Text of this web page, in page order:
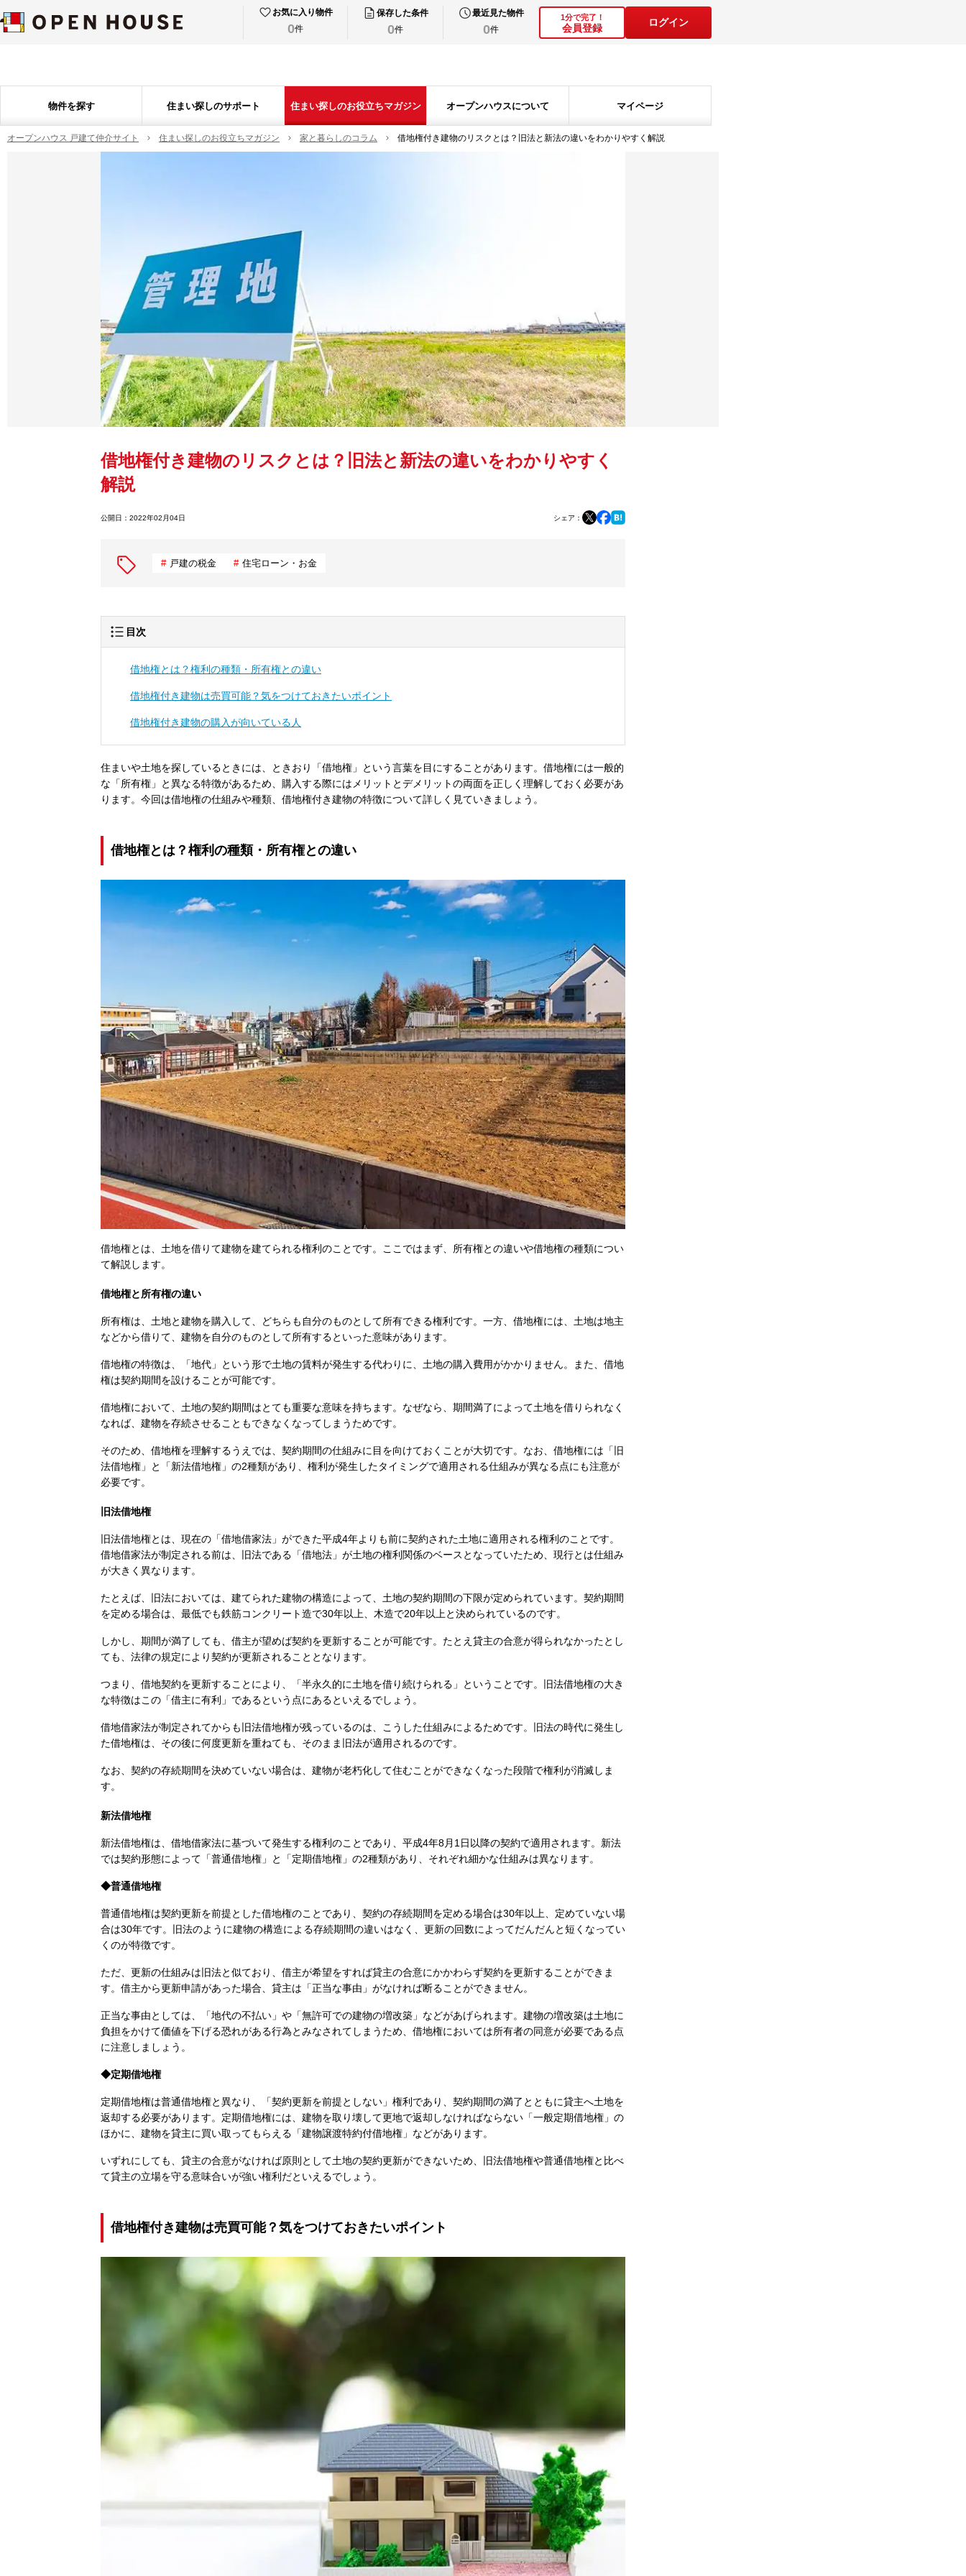
お気に入り物件
0件
保存した条件
0件
最近見た物件
0件
1分で完了！
会員登録
ログイン
物件を探す 住まい探しのサポート 住まい探しのお役立ちマガジン オープンハウスについて マイページ
オープンハウス 戸建て仲介サイト 住まい探しのお役立ちマガジン 家と暮らしのコラム 借地権付き建物のリスクとは？旧法と新法の違いをわかりやすく解説
借地権付き建物のリスクとは？旧法と新法の違いをわかりやすく
解説
公開日： 2022年02月04日 シェア：
戸建の税金 住宅ローン・お金
目次
借地権とは？権利の種類・所有権との違い
借地権付き建物は売買可能？気をつけておきたいポイント
借地権付き建物の購入が向いている人
住まいや土地を探しているときには、ときおり「借地権」という言葉を目にすることがあります。借地権には一般的
な「所有権」と異なる特徴があるため、購入する際にはメリットとデメリットの両面を正しく理解しておく必要があ
ります。今回は借地権の仕組みや種類、借地権付き建物の特徴について詳しく見ていきましょう。
借地権とは？権利の種類・所有権との違い
借地権とは、土地を借りて建物を建てられる権利のことです。ここではまず、所有権との違いや借地権の種類につい
て解説します。
借地権と所有権の違い
所有権は、土地と建物を購入して、どちらも自分のものとして所有できる権利です。一方、借地権には、土地は地主
などから借りて、建物を自分のものとして所有するといった意味があります。
借地権の特徴は、「地代」という形で土地の賃料が発生する代わりに、土地の購入費用がかかりません。また、借地
権は契約期間を設けることが可能です。
借地権において、土地の契約期間はとても重要な意味を持ちます。なぜなら、期間満了によって土地を借りられなく
なれば、建物を存続させることもできなくなってしまうためです。
そのため、借地権を理解するうえでは、契約期間の仕組みに目を向けておくことが大切です。なお、借地権には「旧
法借地権」と「新法借地権」の2種類があり、権利が発生したタイミングで適用される仕組みが異なる点にも注意が
必要です。
旧法借地権
旧法借地権とは、現在の「借地借家法」ができた平成4年よりも前に契約された土地に適用される権利のことです。
借地借家法が制定される前は、旧法である「借地法」が土地の権利関係のベースとなっていたため、現行とは仕組み
が大きく異なります。
たとえば、旧法においては、建てられた建物の構造によって、土地の契約期間の下限が定められています。契約期間
を定める場合は、最低でも鉄筋コンクリート造で30年以上、木造で20年以上と決められているのです。
しかし、期間が満了しても、借主が望めば契約を更新することが可能です。たとえ貸主の合意が得られなかったとし
ても、法律の規定により契約が更新されることとなります。
つまり、借地契約を更新することにより、「半永久的に土地を借り続けられる」ということです。旧法借地権の大き
な特徴はこの「借主に有利」であるという点にあるといえるでしょう。
借地借家法が制定されてからも旧法借地権が残っているのは、こうした仕組みによるためです。旧法の時代に発生し
た借地権は、その後に何度更新を重ねても、そのまま旧法が適用されるのです。
なお、契約の存続期間を決めていない場合は、建物が老朽化して住むことができなくなった段階で権利が消滅しま
す。
新法借地権
新法借地権は、借地借家法に基づいて発生する権利のことであり、平成4年8月1日以降の契約で適用されます。新法
では契約形態によって「普通借地権」と「定期借地権」の2種類があり、それぞれ細かな仕組みは異なります。
◆普通借地権
普通借地権は契約更新を前提とした借地権のことであり、契約の存続期間を定める場合は30年以上、定めていない場
合は30年です。旧法のように建物の構造による存続期間の違いはなく、更新の回数によってだんだんと短くなってい
くのが特徴です。
ただ、更新の仕組みは旧法と似ており、借主が希望をすれば貸主の合意にかかわらず契約を更新することができま
す。借主から更新申請があった場合、貸主は「正当な事由」がなければ断ることができません。
正当な事由としては、「地代の不払い」や「無許可での建物の増改築」などがあげられます。建物の増改築は土地に
負担をかけて価値を下げる恐れがある行為とみなされてしまうため、借地権においては所有者の同意が必要である点
に注意しましょう。
◆定期借地権
定期借地権は普通借地権と異なり、「契約更新を前提としない」権利であり、契約期間の満了とともに貸主へ土地を
返却する必要があります。定期借地権には、建物を取り壊して更地で返却しなければならない「一般定期借地権」の
ほかに、建物を貸主に買い取ってもらえる「建物譲渡特約付借地権」などがあります。
いずれにしても、貸主の合意がなければ原則として土地の契約更新ができないため、旧法借地権や普通借地権と比べ
て貸主の立場を守る意味合いが強い権利だといえるでしょう。
借地権付き建物は売買可能？気をつけておきたいポイント